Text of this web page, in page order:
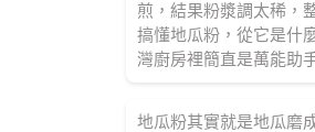
煎，結果粉漿調太稀，
搞懂地瓜粉，從它是什
灣廚房裡簡直是萬能助
地瓜粉其實就是地瓜磨